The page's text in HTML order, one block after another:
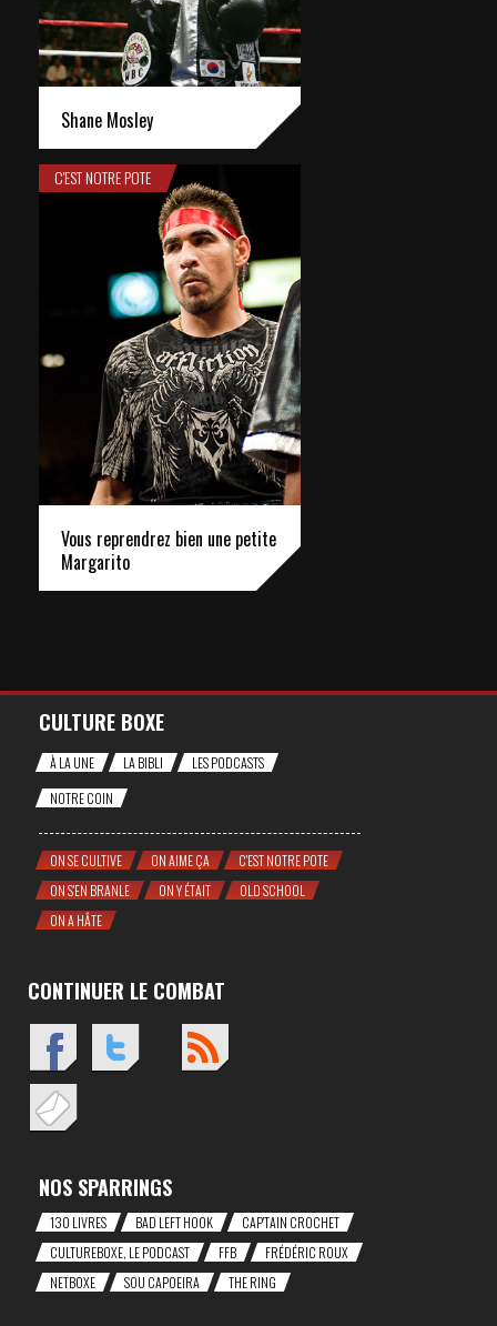
Shane Mosley
C'EST NOTRE POTE
Vous reprendrez bien une petite
Margarito
CULTURE BOXE
À LA UNE LA BIBLI
LES PODCASTS
NOTRE COIN
ON SE CULTIVE ON AIME ÇA
C'EST NOTRE POTE
ON S'EN BRANLE
ON Y ÉTAIT
OLD SCHOOL
ON A HÂTE
CONTINUER LE COMBAT
NOS SPARRINGS
130 LIVRES BAD LEFT HOOK
CAP'TAIN CROCHET
CULTUREBOXE, LE PODCAST
FFB
FRÉDÉRIC ROUX
NETBOXE
SOU CAPOEIRA THE RING